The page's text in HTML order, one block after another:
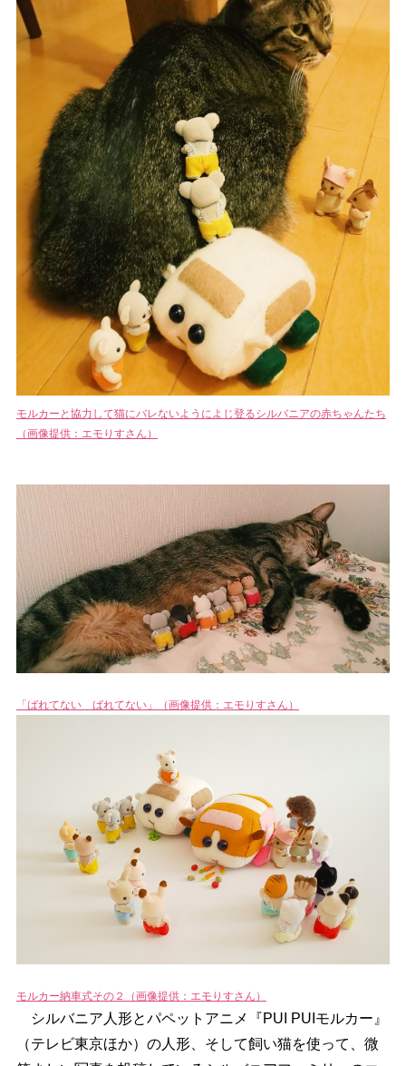
モルカーと協力して猫にバレないようによじ登るシルバニアの赤ちゃんたち
（画像提供：エモりすさん）
「ばれてない ばれてない」（画像提供：エモりすさん）
モルカー納車式その２（画像提供：エモりすさん）
シルバニア人形とパペットアニメ『PUI PUIモルカー』
（テレビ東京ほか）の人形、そして飼い猫を使って、微